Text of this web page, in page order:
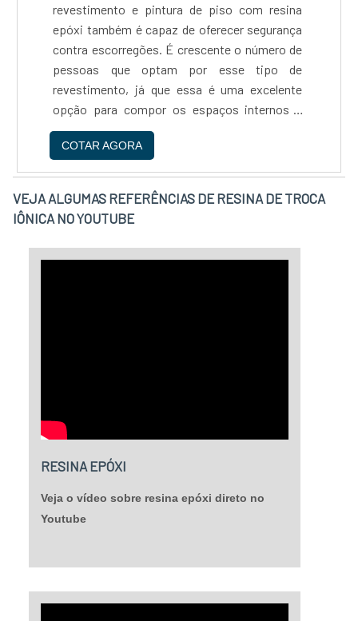
do atrito. Além disso, o produto mantém as
peças limpas por conta da redução da
potência do corte. Entre as demais
características dos fluidos, é possível
citar:Oferece uma maior vida útil ao
equipamento;Fácil utilização para o
operador;Excelente proteção contra
oxidação. Garantia em fluido de corte solúvel
contra oxidação Se você quer saber mais
informações sobre corte solúvel para
oxidação e adquiri-lo, entre em contato com a
revestimento e pintura de piso com resina
epóxi também é capaz de oferecer segurança
contra escorregões. É crescente o número de
pessoas que optam por esse tipo de
revestimento, já que essa é uma excelente
opção para compor os espaços internos e
decorar residências. Utilização da resina
epóxiAcompanhado do aumento da procura
pelo revestimento e pintura de pisoi, também
COTAR AGORA
VEJA ALGUMAS REFERÊNCIAS DE RESINA DE TROCA
IÔNICA NO YOUTUBE
RESINA EPÓXI
Veja o vídeo sobre resina epóxi direto no
Youtube